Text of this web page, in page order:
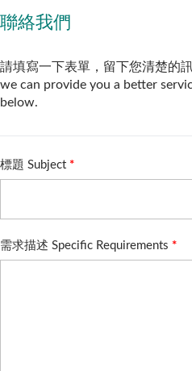
聯絡我們
請填寫一下表單，留下您清楚的
we can provide you a better
below.
標題 Subject *
需求描述 Specific Requirements *